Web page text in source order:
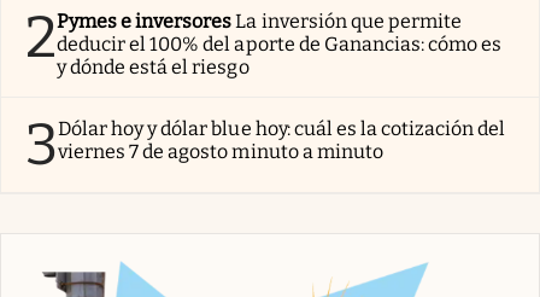
2Pymes e inversoresLa inversión que permite
deducir el 100% del aporte de Ganancias: cómo es
y dónde está el riesgo
3Dólar hoy y dólar blue hoy: cuál es la cotización del
viernes 7 de agosto minuto a minuto